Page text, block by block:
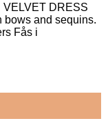
DRESS
bows and sequins.
Fås i